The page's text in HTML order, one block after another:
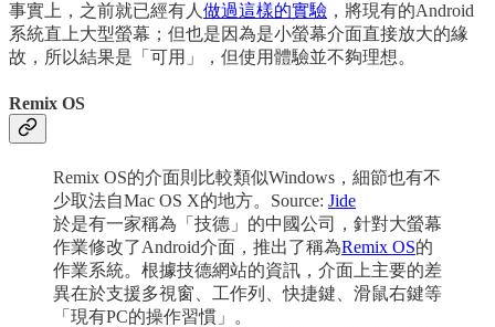
事實上，之前就已經有人 做過這樣的實驗 ，將現有的Android
系統直上大型螢幕；但也是因為是小螢幕介面直接放大的緣
故，所以結果是「可用」，但使用體驗並不夠理想。
Remix OS
Remix OS的介面則比較類似Windows，細節也有不
少取法自Mac OS X的地方。Source: Jide
於是有一家稱為「技德」的中國公司，針對大螢幕
作業修改了Android介面，推出了稱為Remix OS的
作業系統。根據技德網站的資訊，介面上主要的差
異在於支援多視窗、工作列、快捷鍵、滑鼠右鍵等
「現有PC的操作習慣」。